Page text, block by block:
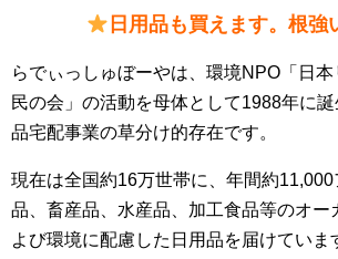
日用品も買えます。根強
らでぃっしゅぼーやは、環境NPO「日
民の会」の活動を母体として1988年に
品宅配事業の草分け的存在です。
現在は全国約16万世帯に、年間約
品、畜産品、水産品、加工食品等のオー
よび環境に配慮した日用品を届けていま